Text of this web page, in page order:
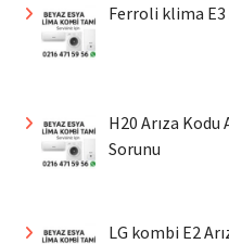
Ferroli klima E3
H20 Arıza
Sorunu
LG kombi E2